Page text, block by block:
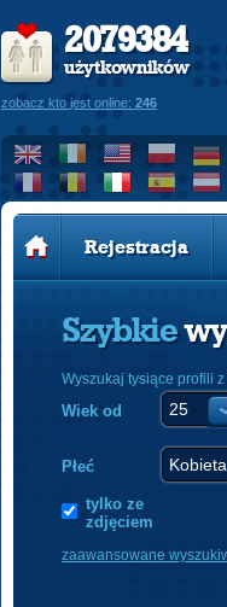
2079384
użytkowników
zobacz kto jest online: 246
Rejestracja
Szybkie
Wyszukaj tysiące profili
Wiek od
Płeć
tylko ze
zdjęciem
zaawansowane